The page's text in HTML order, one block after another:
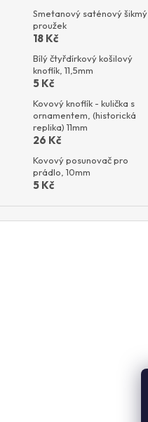
Smetanový saténový šikmý
proužek
18 Kč
Bílý čtyřdírkový košilový
knoflík, 11,5mm
5 Kč
Kovový knoflík - kulička s
ornamentem, (historická
replika) 11mm
26 Kč
Kovový posunovač pro
prádlo, 10mm
5 Kč